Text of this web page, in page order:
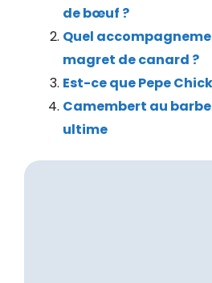
de bœuf ?
Quel
magret de canard ?
Est-ce que Pepe
Camembert au
ultime